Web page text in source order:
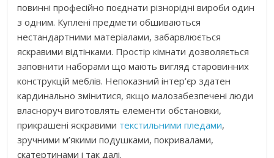
повинні професійно поєднати різнорідні вироби один
з одним. Куплені предмети обшиваються
нестандартними матеріалами, забарвлюється
яскравими відтінками. Простір кімнати дозволяється
заповнити наборами що мають вигляд старовинних
конструкцій меблів. Непоказний інтер’єр здатен
кардинально змінитися, якщо малозабезпечені люди
власноруч виготовлять елементи обстановки,
прикрашені яскравими текстильними пледами,
зручними м’якими подушками, покривалами,
скатертинами і так далі.